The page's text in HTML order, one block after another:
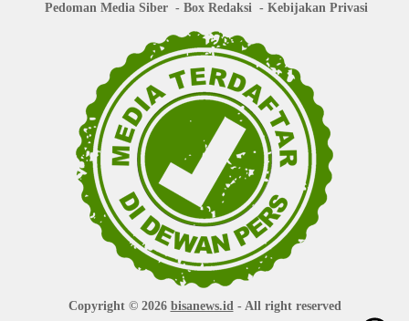
Pedoman Media Siber
Box Redaksi Kebijakan Privasi
Copyright © 2026 bisanews.id- All right reserved